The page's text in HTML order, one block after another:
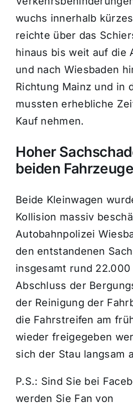
wuchs innerhalb
reichte über das
hinaus bis weit auf die
und nach Wiesbaden
Richtung Mainz und in
mussten erhebliche
Kauf nehmen.
Hoher
beiden
Beide Kleinwagen
Kollision massiv
Autobahnpolizei
den entstandenen
insgesamt rund 22.000
Abschluss der
der Reinigung der
die Fahrstreifen am
wieder freigegeben
sich der Stau langsam
P.S.: Sind Sie bei
werden Sie Fan von